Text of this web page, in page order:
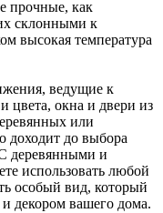
прочные, как
склонными к
высокая температура
ведущие к
цвета, окна и двери из
или
доходит до выбора
деревянными и
использовать любой
особый вид, который
и декором вашего дома.